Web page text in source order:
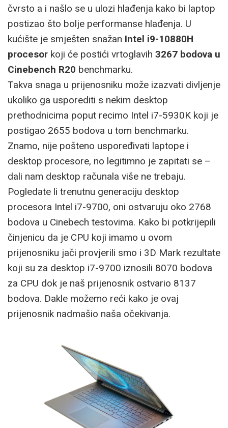
čvrsto a i našlo se u ulozi hlađenja kako bi laptop
postizao što bolje performanse hlađenja. U
kućište je smješten snažan Intel i9-10880H
procesor koji će postići vrtoglavih 3267 bodova u
Cinebench R20 benchmarku.
Takva snaga u prijenosniku može izazvati divljenje
ukoliko ga usporediti s nekim desktop
prethodnicima poput recimo Intel i7-5930K koji je
postigao 2655 bodova u tom benchmarku.
Znamo, nije pošteno uspoređivati laptope i
desktop procesore, no legitimno je zapitati se –
dali nam desktop računala više ne trebaju.
Pogledate li trenutnu generaciju desktop
procesora Intel i7-9700, oni ostvaruju oko 2768
bodova u Cinebech testovima. Kako bi potkrijepili
činjenicu da je CPU koji imamo u ovom
prijenosniku jači provjerili smo i 3D Mark rezultate
koji su za desktop i7-9700 iznosili 8070 bodova
za CPU dok je naš prijenosnik ostvario 8137
bodova. Dakle možemo reći kako je ovaj
prijenosnik nadmašio naša očekivanja.